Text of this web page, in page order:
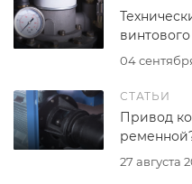
04
СТАТЬИ
27 августа
Привод